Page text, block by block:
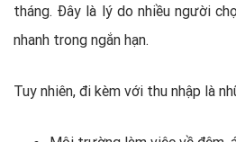
tháng. Đây là lý do nhiều người
nhanh trong ngắn hạn.
Tuy nhiên, đi kèm với thu nhập là